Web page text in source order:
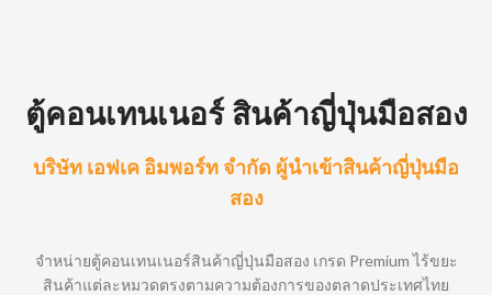
ตู้คอนเทนเนอร์ สินค้าญี่ปุ่นมือสอง
บริษัท เอฟเค อิมพอร์ท จำกัด ผู้นำเข้าสินค้าญี่ปุ่นมือ
สอง
จำหน่ายตู้คอนเทนเนอร์สินค้าญี่ปุ่นมือสอง เกรด Premium ไร้ขยะ
สินค้าแต่ละหมวดตรงตามความต้องการของตลาดประเทศไทย